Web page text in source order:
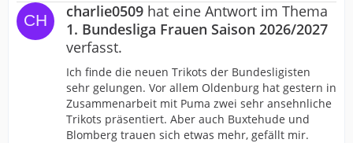
charlie0509 hat eine Antwort im Thema
1. Bundesliga Frauen Saison 2026/2027
verfasst.
Ich finde die neuen Trikots der Bundesligisten
sehr gelungen. Vor allem Oldenburg hat gestern in
Zusammenarbeit mit Puma zwei sehr ansehnliche
Trikots präsentiert. Aber auch Buxtehude und
Blomberg trauen sich etwas mehr, gefällt mir.